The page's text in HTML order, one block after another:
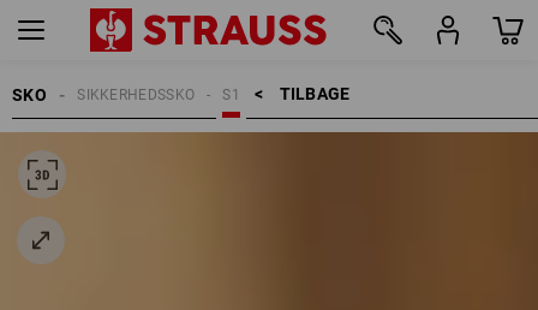
SKO TILBAGE    >
S1
SIKKERHEDSSKO